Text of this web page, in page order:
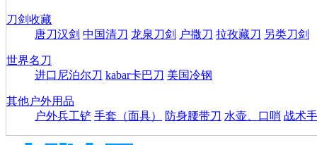
刀剑收藏
唐刀汉剑 中国清刀 龙泉刀剑 户撒刀 拉孜藏刀 另类刀剑
世界名刀
进口尼泊尔刀 kabar卡巴刀 美国冷钢
其他户外用品
户外兵工铲 手套（面具） 防身腰带刀 水壶、口哨 战术